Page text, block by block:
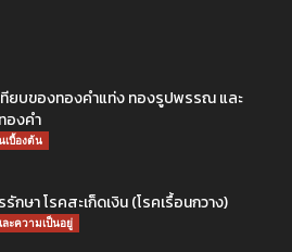
ทียบของทองคำแท่ง ทองรูปพรรณ และ
องคำ
เบื้องต้น
กษา โรคสะเก็ดเงิน (โรคเรื้อนกวาง)
ะความเป็นอยู่